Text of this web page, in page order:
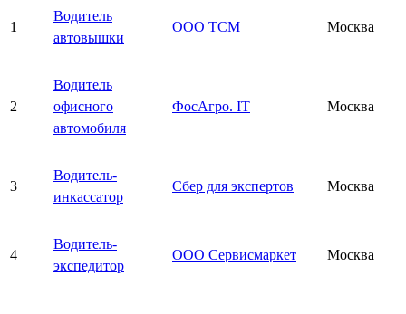
1
Водитель
автовышки
ООО ТСМ Москва
2
Водитель
офисного
автомобиля
ФосАгро. IT Москва
3
Водитель-
инкассатор
Сбер для экспертов Москва
4
Водитель-
экспедитор
ООО Сервисмаркет Москва